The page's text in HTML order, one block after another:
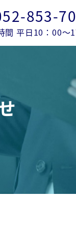
853-
間 平日10：00～